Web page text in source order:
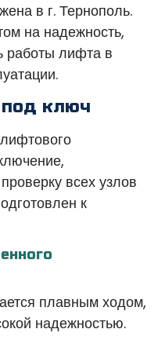
в г. Тернополь.
на надежность,
работы лифта в
ключ
всех узлов
к
плавным ходом,
надежностью.